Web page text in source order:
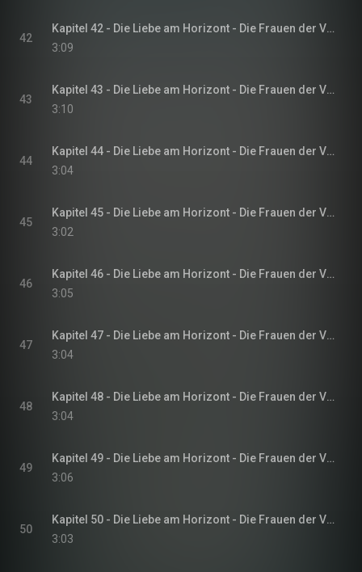
42
Kapitel 42 - Die Liebe am Horizont - Die Frauen der Villa Sommerwind, Band 3
3:09
43
Kapitel 43 - Die Liebe am Horizont - Die Frauen der Villa Sommerwind, Band 3
3:10
44
Kapitel 44 - Die Liebe am Horizont - Die Frauen der Villa Sommerwind, Band 3
3:04
45
Kapitel 45 - Die Liebe am Horizont - Die Frauen der Villa Sommerwind, Band 3
3:02
46
Kapitel 46 - Die Liebe am Horizont - Die Frauen der Villa Sommerwind, Band 3
3:05
47
Kapitel 47 - Die Liebe am Horizont - Die Frauen der Villa Sommerwind, Band 3
3:04
48
Kapitel 48 - Die Liebe am Horizont - Die Frauen der Villa Sommerwind, Band 3
3:04
49
Kapitel 49 - Die Liebe am Horizont - Die Frauen der Villa Sommerwind, Band 3
3:06
50
Kapitel 50 - Die Liebe am Horizont - Die Frauen der Villa Sommerwind, Band 3
3:03